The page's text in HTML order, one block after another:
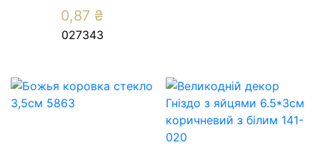
0,87 ₴
027343